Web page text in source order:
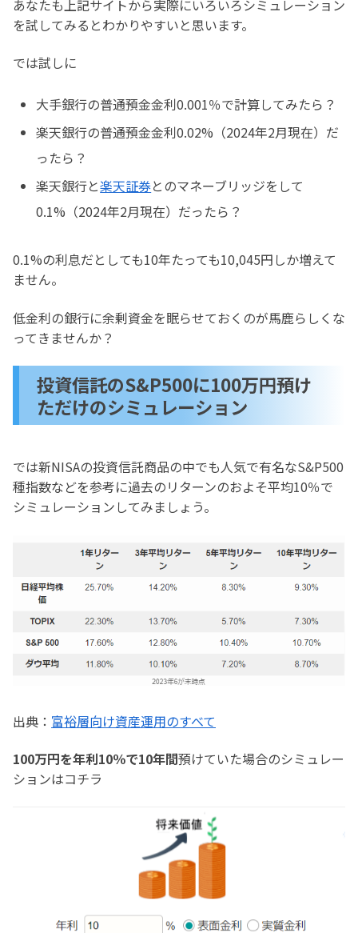
あなたも上記サイトから実際にいろいろシミュレーション
を試してみるとわかりやすいと思います。
では試しに
大手銀行の普通預金金利0.001％で計算してみたら？
楽天銀行の普通預金金利0.02%（2024年2月現在）だ
ったら？
楽天銀行と楽天証券とのマネーブリッジをして
0.1%（2024年2月現在）だったら？
0.1%の利息だとしても10年たっても10,045円しか増えて
ません。
低金利の銀行に余剰資金を眠らせておくのが馬鹿らしくな
ってきませんか？
投資信託のS&P500に100万円預け
ただけのシミュレーション
では新NISAの投資信託商品の中でも人気で有名なS&P500
種指数などを参考に過去のリターンのおよそ平均10％で
シミュレーションしてみましょう。
出典： 富裕層向け資産運用のすべて
100万円を年利10％で10年間預けていた場合のシミュレー
ションはコチラ